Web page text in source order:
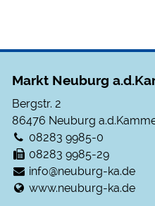
Markt Neuburg
Bergstr. 2
86476 Neuburg
08283 9985-0
08283 9985-29
info@neuburg-ka.de
www.neuburg-ka.de